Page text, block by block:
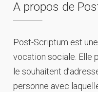
A propos de
Post-Scriptum est
vocation sociale. Elle
le souhaitent
personne avec